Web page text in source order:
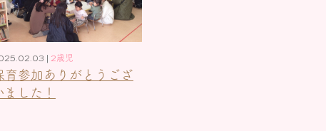
| 2歳児
育参加ありがとうござ
ました！